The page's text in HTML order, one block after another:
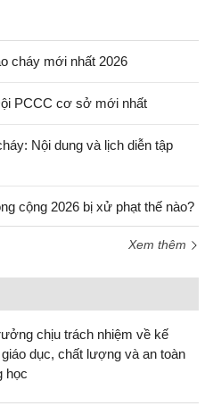
cháy mới nhất 2026
PCCC cơ sở mới nhất
Nội dung và lịch diễn tập
cộng 2026 bị xử phạt thế nào?
Xem thêm
chịu trách nhiệm về kế
dục, chất lượng và an toàn
học